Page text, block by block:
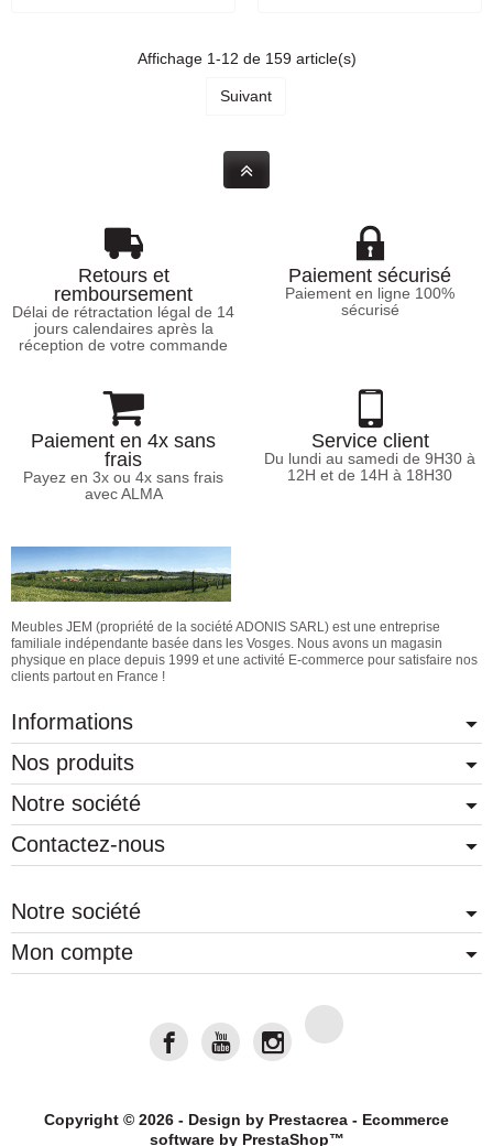
Affichage 1-12 de 159 article(s)
Suivant
Retours et
remboursement
Délai de rétractation légal de 14
jours calendaires après la
réception de votre commande
Paiement sécurisé
Paiement en ligne 100%
sécurisé
Paiement en 4x sans
frais
Payez en 3x ou 4x sans frais
avec ALMA
Service client
Du lundi au samedi de 9H30 à
12H et de 14H à 18H30
Meubles JEM (propriété de la société ADONIS SARL) est une entreprise
familiale indépendante basée dans les Vosges. Nous avons un magasin
physique en place depuis 1999 et une activité E-commerce pour satisfaire nos
clients partout en France !
Informations
Nos produits
Notre société
Contactez-nous
Notre société
Mon compte
Copyright © 2026 - Design by Prestacrea - Ecommerce
software by PrestaShop™